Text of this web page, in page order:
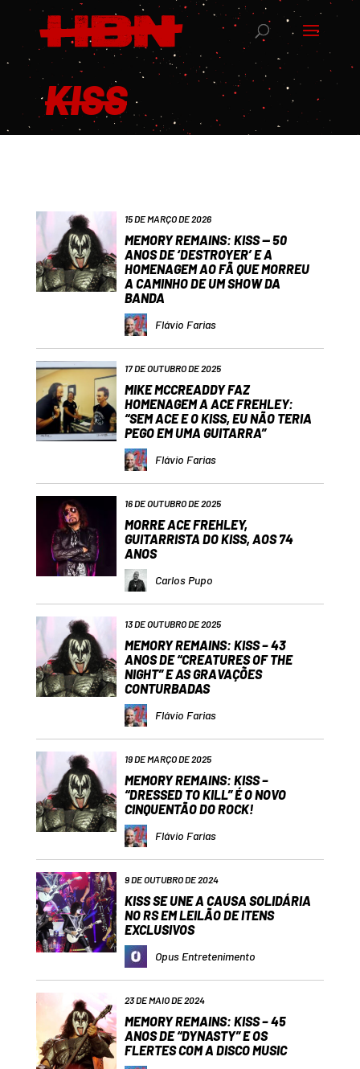
KISS
15 DE MARÇO DE 2026
MEMORY REMAINS: KISS — 50
ANOS DE ‘DESTROYER’ E A
HOMENAGEM AO FÃ QUE MORREU
A CAMINHO DE UM SHOW DA
BANDA
Flávio Farias
17 DE OUTUBRO DE 2025
MIKE MCCREADDY FAZ
HOMENAGEM A ACE FREHLEY:
“SEM ACE E O KISS, EU NÃO TERIA
PEGO EM UMA GUITARRA”
Flávio Farias
16 DE OUTUBRO DE 2025
MORRE ACE FREHLEY,
GUITARRISTA DO KISS, AOS 74
ANOS
Carlos Pupo
13 DE OUTUBRO DE 2025
MEMORY REMAINS: KISS – 43
ANOS DE “CREATURES OF THE
NIGHT” E AS GRAVAÇÕES
CONTURBADAS
Flávio Farias
19 DE MARÇO DE 2025
MEMORY REMAINS: KISS –
“DRESSED TO KILL” É O NOVO
CINQUENTÃO DO ROCK!
Flávio Farias
9 DE OUTUBRO DE 2024
KISS SE UNE A CAUSA SOLIDÁRIA
NO RS EM LEILÃO DE ITENS
EXCLUSIVOS
Opus Entretenimento
23 DE MAIO DE 2024
MEMORY REMAINS: KISS – 45
ANOS DE “DYNASTY” E OS
FLERTES COM A DISCO MUSIC